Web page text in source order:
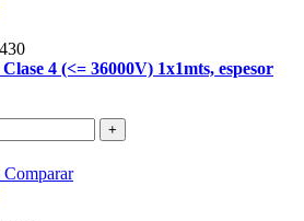
4 (<= 36000V) 1x1mts, espesor
+
Comparar